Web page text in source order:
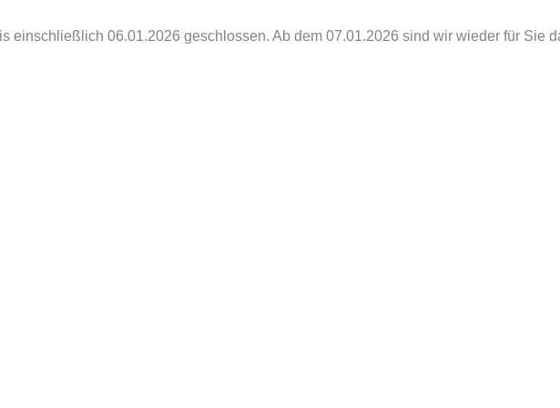
einschließlich 06.01.2026 geschlossen. Ab dem 07.01.2026 sind wir wieder für Sie
nach: